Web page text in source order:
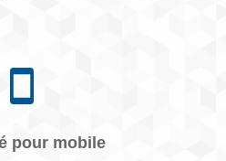
pour mobile